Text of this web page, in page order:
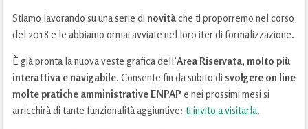
Stiamo lavorando su una serie di novitàche ti proporremo nel corso
del 2018 e le abbiamo ormai avviate nel loro iter di formalizzazione.
È già pronta la nuova veste grafica dell’Area Riservata, molto più
interattiva e navigabile. Consente fin da subito di svolgere on line
molte pratiche amministrative ENPAP e nei prossimi mesi si
arricchirà di tante funzionalità aggiuntive: ti invito a visitarla.